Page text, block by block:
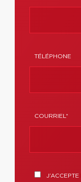
TÉLÉPHONE
COURRIEL*